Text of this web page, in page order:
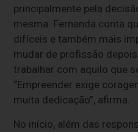
principalmente pela
mesma. Fernanda conta
difíceis e também mais
mudar de profissão
trabalhar com aquilo que
“Empreender exige
muita dedicação”, afirma.
No início, além das